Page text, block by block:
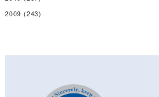
2009 (243)